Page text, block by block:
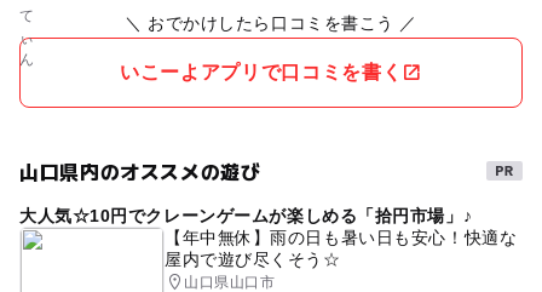
＼ おでかけしたら口コミを書こう ／
いこーよアプリで口コミを書く
山口県内のオススメの遊び
大人気☆10円でクレーンゲームが楽しめる「拾円市場」♪
【年中無休】雨の日も暑い日も安心！快適な
屋内で遊び尽くそう☆
山口県山口市